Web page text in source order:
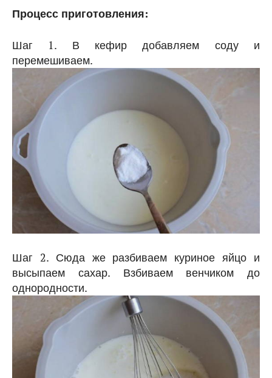
Процесс приготовления:
Шаг 1. В кефир добавляем соду и
перемешиваем.
Шаг 2. Сюда же разбиваем куриное яйцо и
высыпаем сахар. Взбиваем венчиком до
однородности.